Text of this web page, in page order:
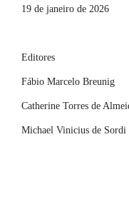
19 de janeiro de 2026
Editores
Fábio Marcelo Breunig
Catherine Torres de
Michael Vinicius de Sordi